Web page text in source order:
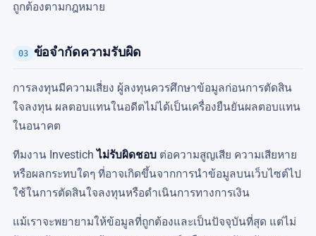
ถูกต้องตามกฎหมาย
03 ข้อจำกัดความรับผิด
การลงทุนมีความเสี่ยง ผู้ลงทุนควรศึกษาข้อมูลก่อนการตัดสิน
ใจลงทุน ผลตอบแทนในอดีตไม่ได้เป็นเครื่องยืนยันผลตอบแทน
ในอนาคต
ทีมงาน Investichไม่รับผิดชอบ ต่อความสูญเสีย ความเสียหาย
หรือผลกระทบใดๆ ที่อาจเกิดขึ้นจากการนำข้อมูลบนเว็บไซต์ไป
ใช้ในการตัดสินใจลงทุนหรือดำเนินการทางการเงิน
แม้เราจะพยายามให้ข้อมูลที่ถูกต้องและเป็นปัจจุบันที่สุด แต่ไม่